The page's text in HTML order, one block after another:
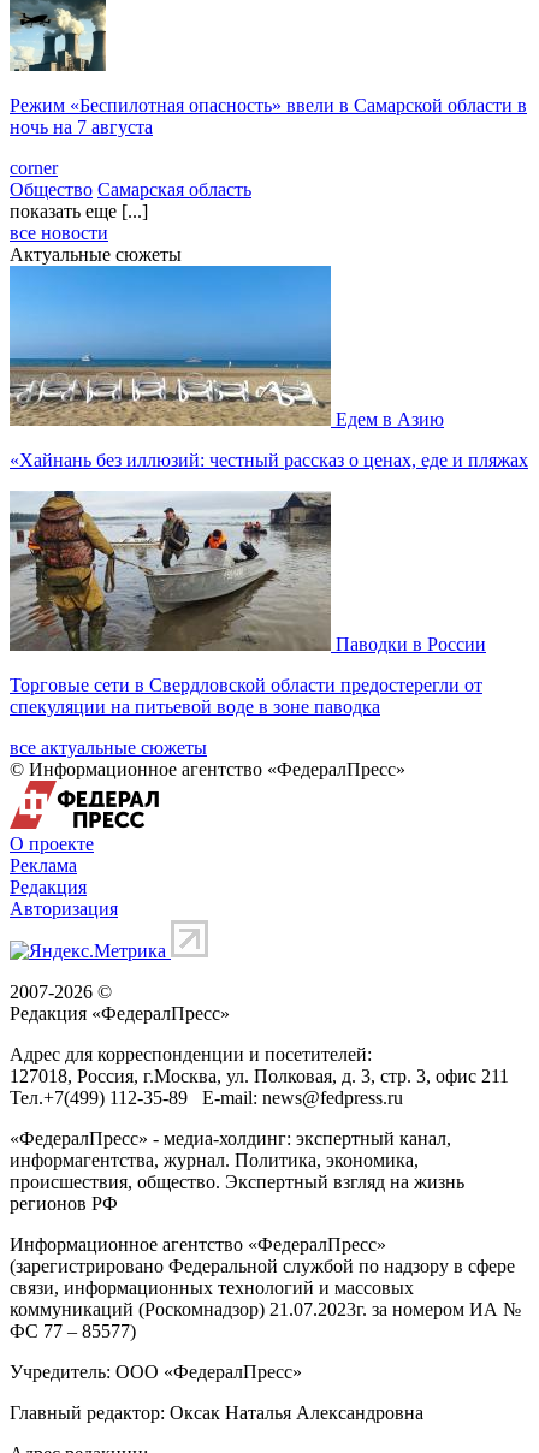
Режим «Беспилотная опасность» ввели в Самарской области в
ночь на 7 августа
corner
Общество Самарская область
показать еще [...]
все новости
Актуальные сюжеты
Едем в Азию
«Хайнань без иллюзий: честный рассказ о ценах, еде и пляжах
Паводки в России
Торговые сети в Свердловской области предостерегли от
спекуляции на питьевой воде в зоне паводка
все актуальные сюжеты
© Информационное агентство «ФедералПресс»
О проекте
Реклама
Редакция
Авторизация
2007-2026 ©
Редакция «ФедералПресс»
Адрес для корреспонденции и посетителей:
127018, Россия, г.Москва, ул. Полковая, д. 3, стр. 3, офис 211
Тел.+7(499) 112-35-89 E-mail: news@fedpress.ru
«ФедералПресс» - медиа-холдинг: экспертный канал,
информагентства, журнал. Политика, экономика,
происшествия, общество. Экспертный взгляд на жизнь
регионов РФ
Информационное агентство «ФедералПресс»
(зарегистрировано Федеральной службой по надзору в сфере
связи, информационных технологий и массовых
коммуникаций (Роскомнадзор) 21.07.2023г. за номером ИА №
ФС 77 – 85577)
Учредитель: ООО «ФедералПресс»
Главный редактор: Оксак Наталья Александровна